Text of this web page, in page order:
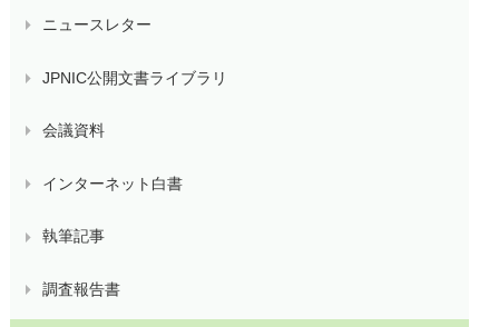
ニュースレター
JPNIC公開文書ライブラリ
会議資料
インターネット白書
執筆記事
調査報告書